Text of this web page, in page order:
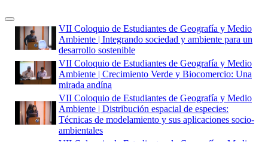
VII Coloquio de Estudiantes de Geografía y Medio
Ambiente | Integrando sociedad y ambiente para un
desarrollo sostenible
VII Coloquio de Estudiantes de Geografía y Medio
Ambiente | Crecimiento Verde y Biocomercio: Una
mirada andína
VII Coloquio de Estudiantes de Geografía y Medio
Ambiente | Distribución espacial de especies:
Técnicas de modelamiento y sus aplicaciones socio-
ambientales
VII Coloquio de Estudiantes de Geografía y Medio